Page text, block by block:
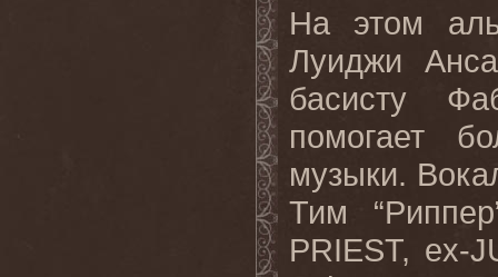
На этом
Луиджи
басисту
помогает
музыки.
Тим
PRIEST, ex-